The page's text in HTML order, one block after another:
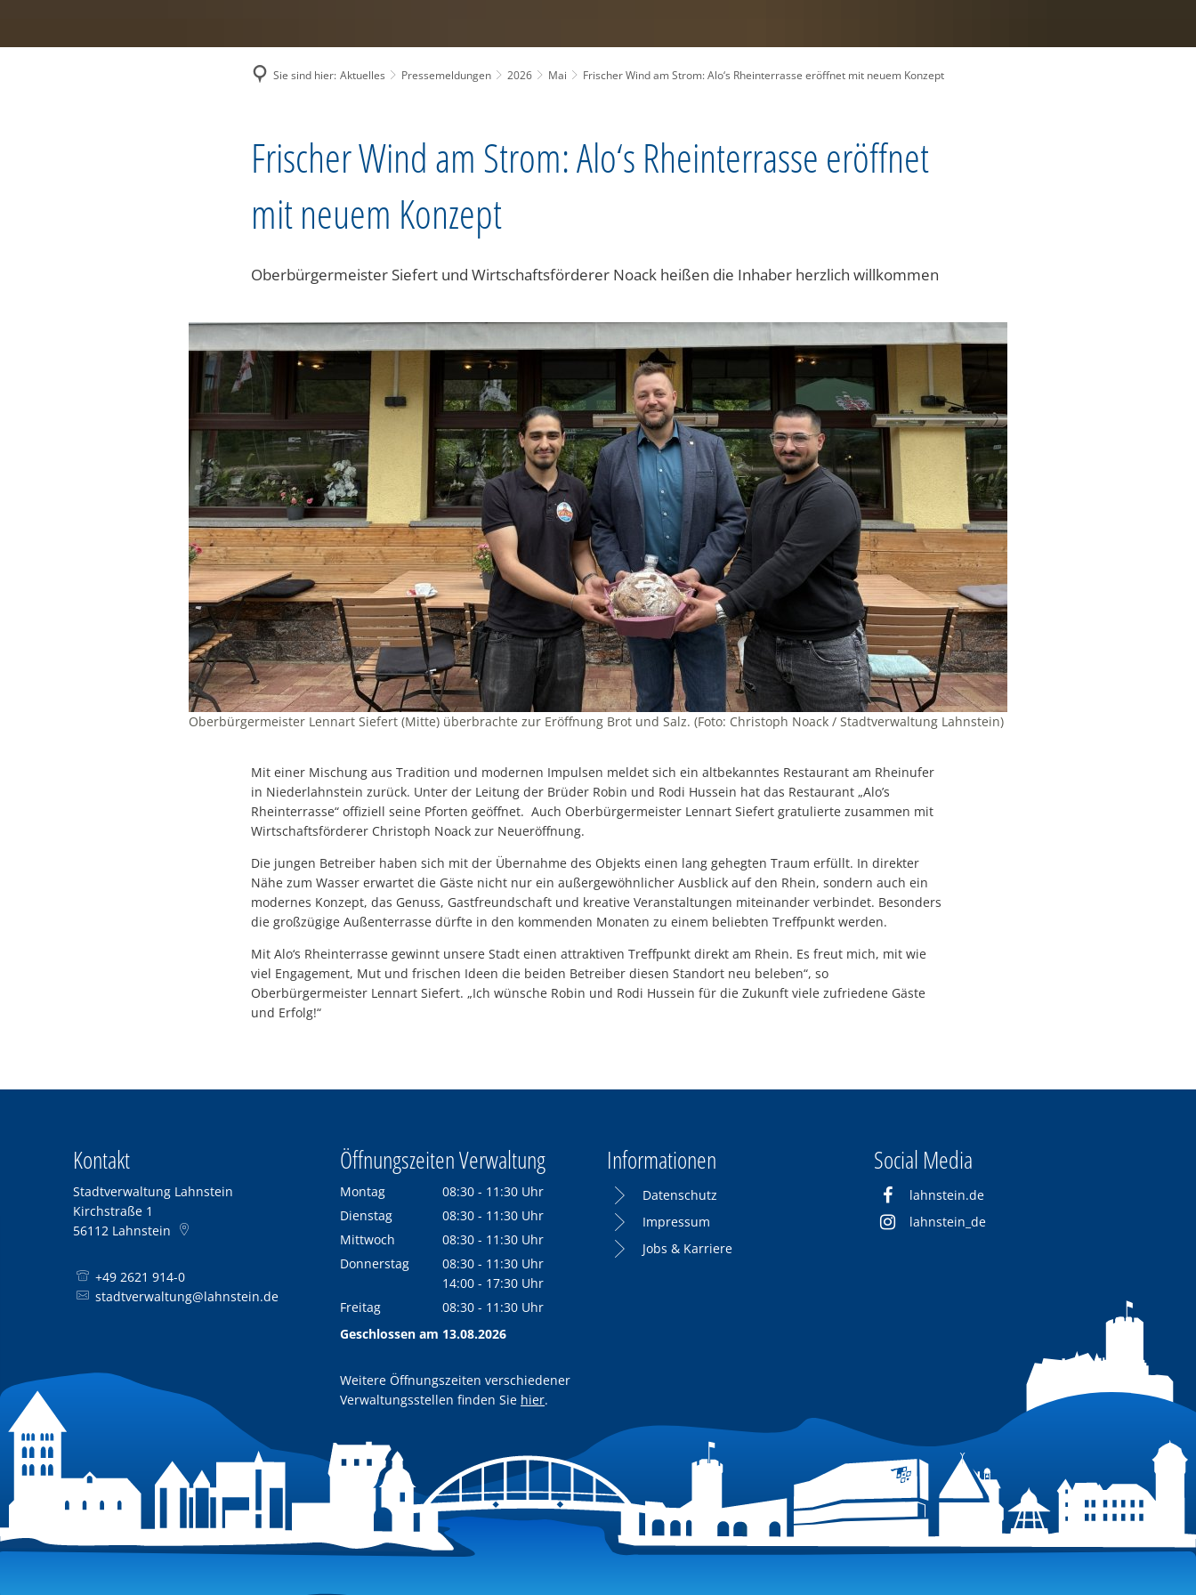
Sie sind hier: Aktuelles Pressemeldungen 2026 Mai Frischer Wind am Strom: Alo‘s Rheinterrasse eröffnet mit neuem Konzept
Frischer Wind am Strom: Alo‘s Rheinterrasse eröffnet
mit neuem Konzept
Oberbürgermeister Siefert und Wirtschaftsförderer Noack heißen die Inhaber herzlich willkommen
Oberbürgermeister Lennart Siefert (Mitte) überbrachte zur Eröffnung Brot und Salz. (Foto: Christoph Noack / Stadtverwaltung Lahnstein)
Mit einer Mischung aus Tradition und modernen Impulsen meldet sich ein altbekanntes Restaurant am Rheinufer
in Niederlahnstein zurück. Unter der Leitung der Brüder Robin und Rodi Hussein hat das Restaurant „Alo’s
Rheinterrasse“ offiziell seine Pforten geöffnet. Auch Oberbürgermeister Lennart Siefert gratulierte zusammen mit
Wirtschaftsförderer Christoph Noack zur Neueröffnung.
Die jungen Betreiber haben sich mit der Übernahme des Objekts einen lang gehegten Traum erfüllt. In direkter
Nähe zum Wasser erwartet die Gäste nicht nur ein außergewöhnlicher Ausblick auf den Rhein, sondern auch ein
modernes Konzept, das Genuss, Gastfreundschaft und kreative Veranstaltungen miteinander verbindet. Besonders
die großzügige Außenterrasse dürfte in den kommenden Monaten zu einem beliebten Treffpunkt werden.
Mit Alo‘s Rheinterrasse gewinnt unsere Stadt einen attraktiven Treffpunkt direkt am Rhein. Es freut mich, mit wie
viel Engagement, Mut und frischen Ideen die beiden Betreiber diesen Standort neu beleben“, so
Oberbürgermeister Lennart Siefert. „Ich wünsche Robin und Rodi Hussein für die Zukunft viele zufriedene Gäste
und Erfolg!“
Kontakt
Stadtverwaltung Lahnstein
Kirchstraße 1
56112 Lahnstein
+49 2621 914-0
stadtverwaltung@lahnstein.de
Öffnungszeiten Verwaltung
Montag 08:30 - 11:30 Uhr
Von 08:30 bis 11:30 Uhr
Dienstag 08:30 - 11:30 Uhr
Von 08:30 bis 11:30 Uhr
Mittwoch 08:30 - 11:30 Uhr
Von 08:30 bis 11:30 Uhr
Donnerstag 08:30 - 11:30 Uhr
Von 08:30 bis 11:30 Uhr
14:00 - 17:30 Uhr
Von 14:00 bis 17:30 Uhr
Freitag 08:30 - 11:30 Uhr
Von 08:30 bis 11:30 Uhr
Geschlossen am 13.08.2026
Weitere Öffnungszeiten verschiedener
Verwaltungsstellen finden Sie hier.
Informationen
Datenschutz
Impressum
Jobs & Karriere
Social Media
lahnstein.de
lahnstein_de